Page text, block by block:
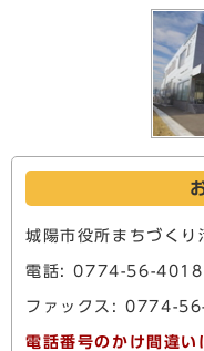
城陽市役所まちづくり
電話: 0774-56-
ファックス: 0774-
電話番号のかけ間違い